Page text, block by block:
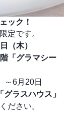
ック！
定です。
（木）
「グラマシー
～6月20日
グラスハウス」
ださい。